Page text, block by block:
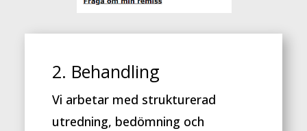
2. Behandling
Vi arbetar med strukturerad
utredning, bedömning och